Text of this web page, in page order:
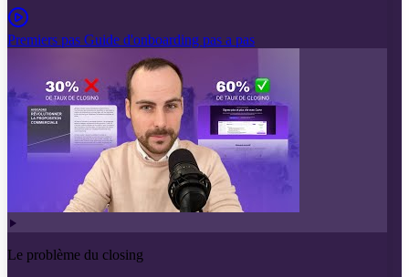
Premiers pas Guide d'onboarding pas a pas
Le problème du closing